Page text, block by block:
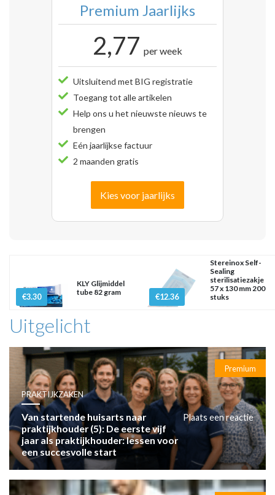
Premium Jaarlijks
2,77 per week
Uitsluitend met BIG registratie
Toegang tot alle artikelen
Help ons u het nieuwste nieuws te
brengen
Eén jaarlijkse factuur
2 maanden gratis
Kies voor jaarlijks
€3.30
KLY Glijmiddel
tube 82 gram
€12.36
Stereinox Self-
Sealing
sterilisatiezakje
57 x 130 mm 200
stuks
Uitgelicht
Premium
PRAKTIJKZAKEN
Van startende huisarts naar
praktijkhouder (5): De eerste vijf
jaar als praktijkhouder: lessen voor
een succesvolle start
Plaats een reactie